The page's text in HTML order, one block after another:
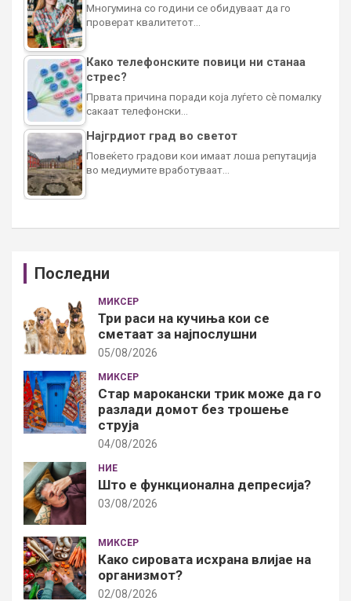
Многумина со години се обидуваат да го
проверат квалитетот…
Како телефонските повици ни станаа
стрес?
Првата причина поради која луѓето сè помалку
сакаат телефонски…
Најгрдиот град во светот
Повеќето градови кои имаат лоша репутација
во медиумите вработуваат…
Последни
МИКСЕР
Три раси на кучиња кои се
сметаат за најпослушни
05/08/2026
МИКСЕР
Стар марокански трик може да го
разлади домот без трошење
струја
04/08/2026
НИЕ
Што е функционална депресија?
03/08/2026
МИКСЕР
Како сировата исхрана влијае на
организмот?
02/08/2026